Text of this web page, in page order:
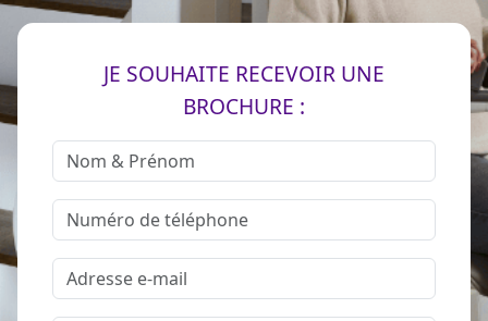
JE SOUHAITE RECEVOIR UNE
BROCHURE :